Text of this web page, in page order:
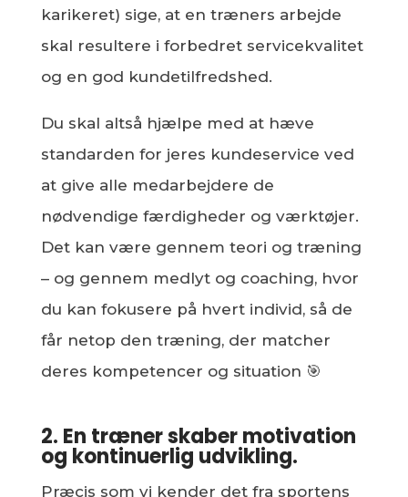
karikeret) sige, at en træners arbejde
skal resultere i forbedret servicekvalitet
og en god kundetilfredshed.
Du skal altså hjælpe med at hæve
standarden for jeres kundeservice ved
at give alle medarbejdere de
nødvendige færdigheder og værktøjer.
Det kan være gennem teori og træning
– og gennem medlyt og coaching, hvor
du kan fokusere på hvert individ, så de
får netop den træning, der matcher
deres kompetencer og situation 🎯
2. En træner skaber motivation
og kontinuerlig udvikling.
Præcis som vi kender det fra sportens